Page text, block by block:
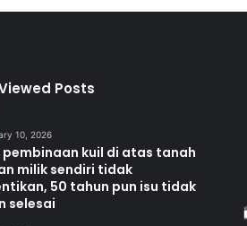
Posts
10, 2026
pembinaan kuil di atas tanah
milik sendiri tidak
50 tahun pun isu tidak
selesai